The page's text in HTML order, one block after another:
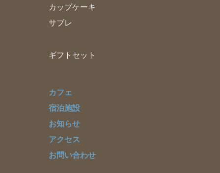
カップケーキ
サブレ
カフェ
宿泊施設
お知らせ
アクセス
お問い合わせ
ギフトセット